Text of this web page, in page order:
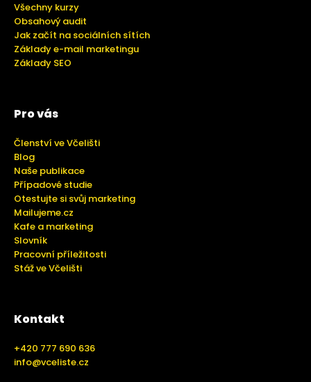
Všechny kurzy
Obsahový audit
Jak začít na sociálních sítích
Základy e-mail marketingu
Základy SEO
Pro vás
Členství ve Včelišti
Blog
Naše publikace
Případové studie
Otestujte si svůj marketing
Mailujeme.cz
Kafe a marketing
Slovník
Pracovní příležitosti
Stáž ve Včelišti
Kontakt
+420 777 690 636
info@vceliste.cz